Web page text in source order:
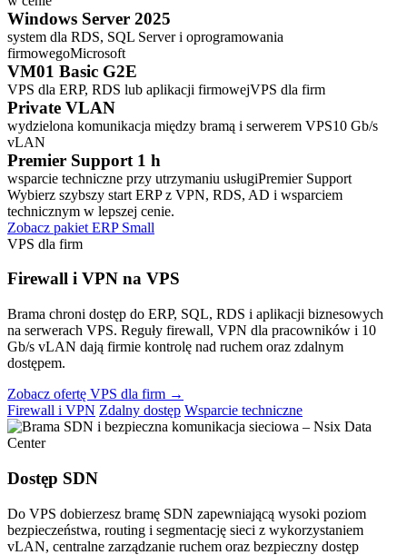
Windows Server 2025
system dla RDS, SQL Server i oprogramowania
firmowegoMicrosoft
VM01 Basic G2E
VPS dla ERP, RDS lub aplikacji firmowejVPS dla firm
Private VLAN
wydzielona komunikacja między bramą i serwerem VPS10 Gb/s
vLAN
Premier Support 1 h
wsparcie techniczne przy utrzymaniu usługiPremier Support
Wybierz szybszy start ERP z VPN, RDS, AD i wsparciem
technicznym w lepszej cenie.
Zobacz pakiet ERP Small
VPS dla firm
Firewall i VPN na VPS
Brama chroni dostęp do ERP, SQL, RDS i aplikacji biznesowych
na serwerach VPS. Reguły firewall, VPN dla pracowników i 10
Gb/s vLAN dają firmie kontrolę nad ruchem oraz zdalnym
dostępem.
Zobacz ofertę VPS dla firm →
Firewall i VPN Zdalny dostęp Wsparcie techniczne
Dostęp SDN
Do VPS dobierzesz bramę SDN zapewniającą wysoki poziom
bezpieczeństwa, routing i segmentację sieci z wykorzystaniem
vLAN, centralne zarządzanie ruchem oraz bezpieczny dostęp